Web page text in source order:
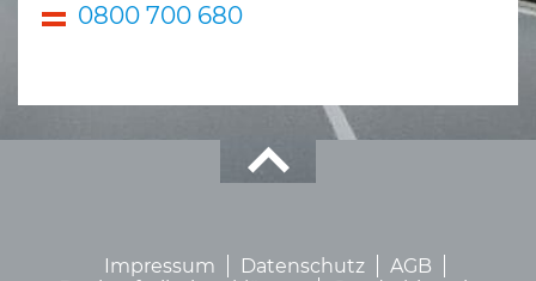
0800 700 680
Impressum Datenschutz
AGB